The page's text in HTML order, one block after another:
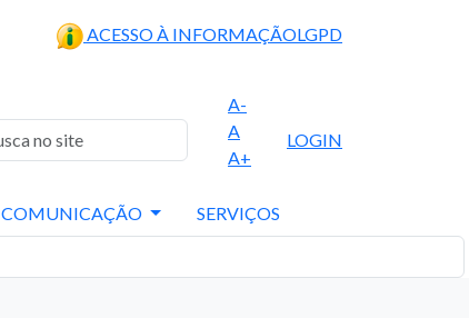
ACESSO À INFORMAÇÃOLGPD
A-
A
A+
LOGIN
COMUNICAÇÃO SERVIÇOS